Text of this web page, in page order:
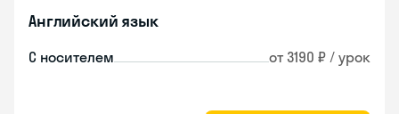
Английский язык
С носителем от 3190 ₽ / урок